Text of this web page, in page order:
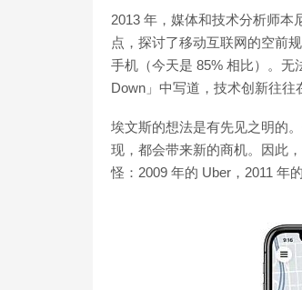
2013 年，媒体和技术分析师本
点，探讨了移动互联网的空前
手机（今天是 85% 相比）。无
Down」中写道，技术创新往往
埃文斯的想法是有先见之明的
现，都会带来新的商机。因此
怪：2009 年的 Uber，2011 年